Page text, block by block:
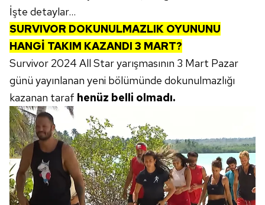
İşte detaylar...
SURVIVOR DOKUNULMAZLIK OYUNUNU
HANGİ TAKIM KAZANDI 3 MART?
Survivor 2024 All Star yarışmasının 3 Mart Pazar
günü yayınlanan yeni bölümünde dokunulmazlığı
kazanan taraf henüz belli olmadı.